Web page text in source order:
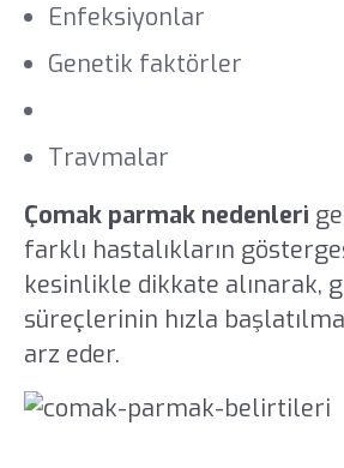
Enfeksiyonlar
Genetik faktörler
Travmalar
Çomak parmak nedenleri
farklı hastalıkların
kesinlikle dikkate alınarak,
süreçlerinin hızla
arz eder.